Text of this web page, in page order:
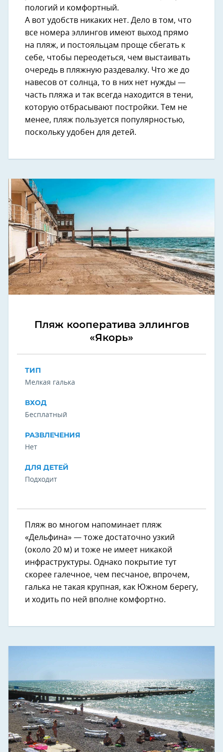
пологий и комфортный.
А вот удобств никаких нет. Дело в том, что
все номера эллингов имеют выход прямо
на пляж, и постояльцам проще сбегать к
себе, чтобы переодеться, чем выстаивать
очередь в пляжную раздевалку. Что же до
навесов от солнца, то в них нет нужды —
часть пляжа и так всегда находится в тени,
которую отбрасывают постройки. Тем не
менее, пляж пользуется популярностью,
поскольку удобен для детей.
Пляж кооператива эллингов
«Якорь»
ТИП
Мелкая галька
ВХОД
Бесплатный
РАЗВЛЕЧЕНИЯ
Нет
ДЛЯ ДЕТЕЙ
Подходит
Пляж во многом напоминает пляж
«Дельфина» — тоже достаточно узкий
(около 20 м) и тоже не имеет никакой
инфраструктуры. Однако покрытие тут
скорее галечное, чем песчаное, впрочем,
галька не такая крупная, как Южном берегу,
и ходить по ней вполне комфортно.